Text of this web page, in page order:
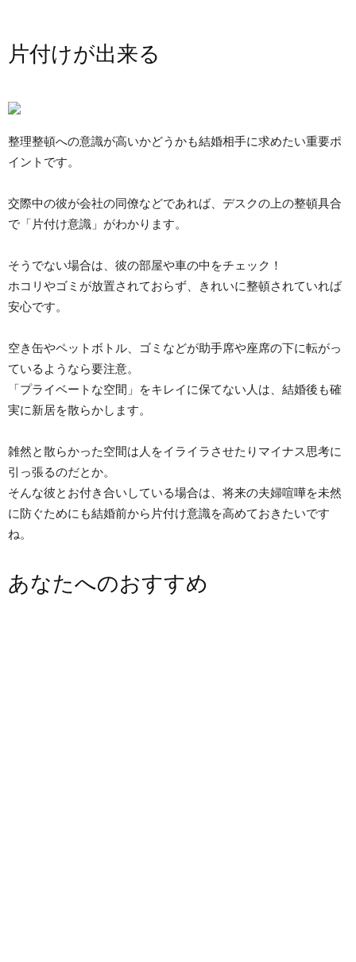
片付けが出来る
整理整頓への意識が高いかどうかも結婚相手に求めたい重要ポ
イントです。
交際中の彼が会社の同僚などであれば、デスクの上の整頓具合
で「片付け意識」がわかります。
そうでない場合は、彼の部屋や車の中をチェック！
ホコリやゴミが放置されておらず、きれいに整頓されていれば
安心です。
空き缶やペットボトル、ゴミなどが助手席や座席の下に転がっ
ているようなら要注意。
「プライベートな空間」をキレイに保てない人は、結婚後も確
実に新居を散らかします。
雑然と散らかった空間は人をイライラさせたりマイナス思考に
引っ張るのだとか。
そんな彼とお付き合いしている場合は、将来の夫婦喧嘩を未然
に防ぐためにも結婚前から片付け意識を高めておきたいです
ね。
あなたへのおすすめ